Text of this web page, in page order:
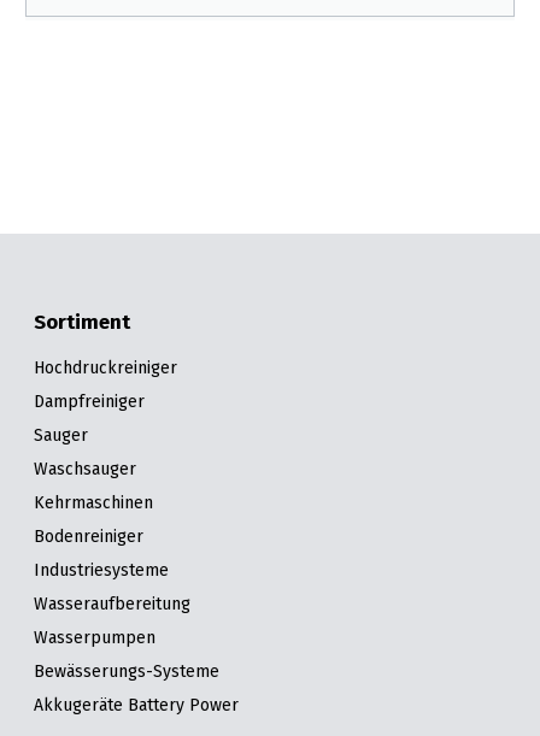
Sortiment
Hochdruckreiniger
Dampfreiniger
Sauger
Waschsauger
Kehrmaschinen
Bodenreiniger
Industriesysteme
Wasseraufbereitung
Wasserpumpen
Bewässerungs-Systeme
Akkugeräte Battery Power